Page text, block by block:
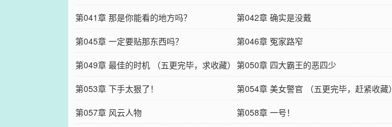
第041章 那是你能看的地方吗？
第042章 确实是没戴
第045章 一定要贴那东西吗？
第046章 冤家路窄
第049章 最佳的时机 （五更完毕，求收藏） 第050章 四大霸王的恶四少
第053章 下手太狠了！
第054章 美女警官 （五更完毕，赶紧收藏）
第057章 风云人物
第058章 一号！